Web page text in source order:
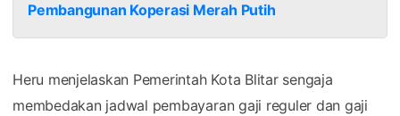
Pembangunan Koperasi Merah Putih
Heru menjelaskan Pemerintah Kota Blitar sengaja
membedakan jadwal pembayaran gaji reguler dan gaji